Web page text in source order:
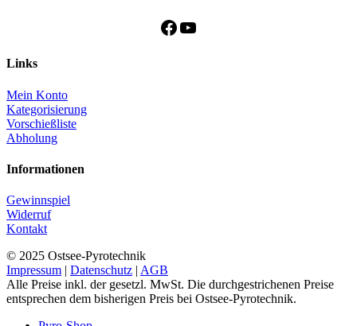
Facebook
YouTube
Links
Mein Konto
Kategorisierung
Vorschießliste
Abholung
Informationen
Gewinnspiel
Widerruf
Kontakt
© 2025 Ostsee-Pyrotechnik
Impressum | Datenschutz | AGB
Alle Preise inkl. der gesetzl. MwSt. Die durchgestrichenen Preise
entsprechen dem bisherigen Preis bei Ostsee-Pyrotechnik.